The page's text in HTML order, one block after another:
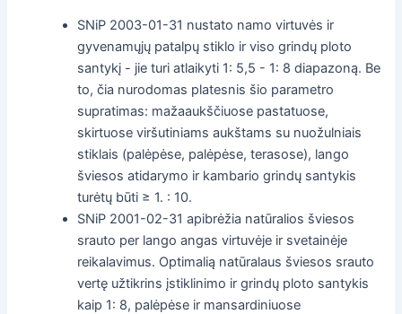
SNiP 2003-01-31 nustato namo virtuvės ir
gyvenamųjų patalpų stiklo ir viso grindų ploto
santykį - jie turi atlaikyti 1: 5,5 - 1: 8 diapazoną. Be
to, čia nurodomas platesnis šio parametro
supratimas: mažaaukščiuose pastatuose,
skirtuose viršutiniams aukštams su nuožulniais
stiklais (palėpėse, palėpėse, terasose), lango
šviesos atidarymo ir kambario grindų santykis
turėtų būti ≥ 1. : 10.
SNiP 2001-02-31 apibrėžia natūralios šviesos
srauto per lango angas virtuvėje ir svetainėje
reikalavimus. Optimalią natūralaus šviesos srauto
vertę užtikrins įstiklinimo ir grindų ploto santykis
kaip 1: 8, palėpėse ir mansardiniuose